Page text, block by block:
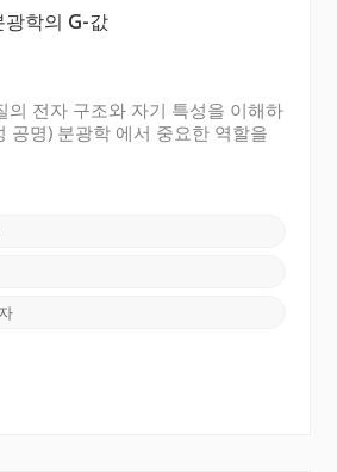
광학의 G-값
의 전자 구조와 자기 특성을 이해하
공명) 분광학 에서 중요한 역할을
기하겠습니다 . g값은 자기장과
차원 양입니다. g값은 자기장이 존
자기 방사선을 흡수하는 상자성 물
측정하여 얻을 수 있습니다. 이는
이루지 않은 전자의 수 및 궤도 각
됩니다. 자유 전자의 경우 g 값은
파생된 2.0023의 상수입...